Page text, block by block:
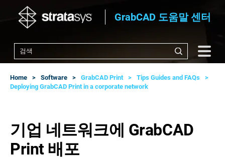
GrabCAD 도움말 센터
Home Software GrabCAD Print
Tips Guides and FAQs
Deploying GrabCAD Print in a corporate network
기업 네트워크에 GrabCAD
Print 배포